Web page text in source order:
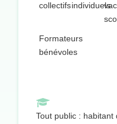
collectifsindividuels
Formateurs
bénévoles
Tout public : habitant